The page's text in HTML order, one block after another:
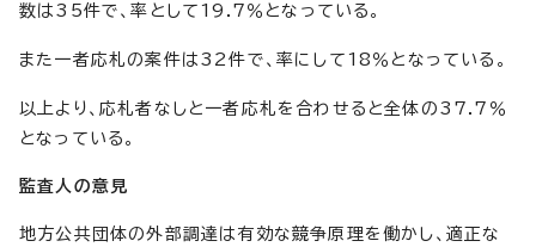
数は35件で、率として19.7％となっている。
また一者応札の案件は32件で、率にして18％となっている。
以上より、応札者なしと一者応札を合わせると全体の37.7％
となっている。
監査人の意見
地方公共団体の外部調達は有効な競争原理を働かし、適正な